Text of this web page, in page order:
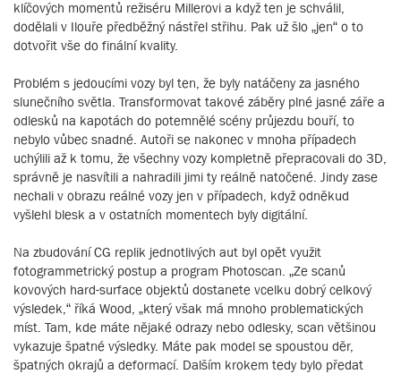
klíčových momentů režiséru Millerovi a když ten je schválil,
dodělali v Ilouře předběžný nástřel střihu. Pak už šlo „jen“ o to
dotvořit vše do finální kvality.
Problém s jedoucími vozy byl ten, že byly natáčeny za jasného
slunečního světla. Transformovat takové záběry plné jasné záře a
odlesků na kapotách do potemnělé scény průjezdu bouří, to
nebylo vůbec snadné. Autoři se nakonec v mnoha případech
uchýlili až k tomu, že všechny vozy kompletně přepracovali do 3D,
správně je nasvítili a nahradili jimi ty reálně natočené. Jindy zase
nechali v obrazu reálné vozy jen v případech, když odněkud
vyšlehl blesk a v ostatních momentech byly digitální.
Na zbudování CG replik jednotlivých aut byl opět využit
fotogrammetrický postup a program Photoscan. „Ze scanů
kovových hard-surface objektů dostanete vcelku dobrý celkový
výsledek,“ říká Wood, „který však má mnoho problematických
míst. Tam, kde máte nějaké odrazy nebo odlesky, scan většinou
vykazuje špatné výsledky. Máte pak model se spoustou děr,
špatných okrajů a deformací. Dalším krokem tedy bylo předat